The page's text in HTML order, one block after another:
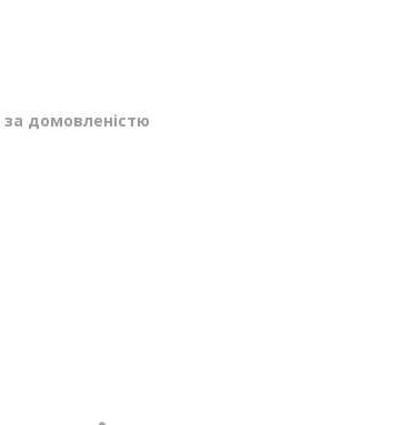
за домовленістю